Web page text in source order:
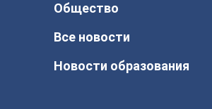
Общество
Все новости
Новости образования